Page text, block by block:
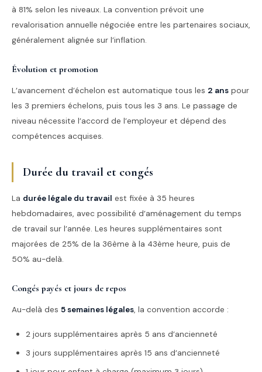
à 81% selon les niveaux. La convention prévoit une
revalorisation annuelle négociée entre les partenaires sociaux,
généralement alignée sur l’inflation.
Évolution et promotion
L’avancement d’échelon est automatique tous les 2 ans pour
les 3 premiers échelons, puis tous les 3 ans. Le passage de
niveau nécessite l’accord de l’employeur et dépend des
compétences acquises.
Durée du travail et congés
La durée légale du travail est fixée à 35 heures
hebdomadaires, avec possibilité d’aménagement du temps
de travail sur l’année. Les heures supplémentaires sont
majorées de 25% de la 36ème à la 43ème heure, puis de
50% au-delà.
Congés payés et jours de repos
Au-delà des 5 semaines légales, la convention accorde :
2 jours supplémentaires après 5 ans d’ancienneté
3 jours supplémentaires après 15 ans d’ancienneté